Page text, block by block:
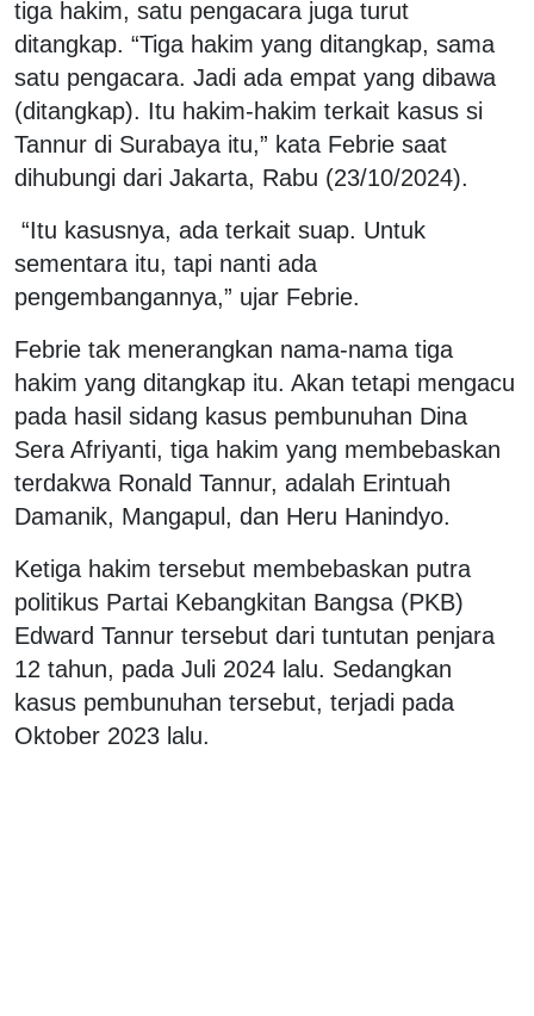
tiga hakim, satu pengacara juga turut
ditangkap. “Tiga hakim yang ditangkap, sama
satu pengacara. Jadi ada empat yang dibawa
(ditangkap). Itu hakim-hakim terkait kasus si
Tannur di Surabaya itu,” kata Febrie saat
dihubungi dari Jakarta, Rabu (23/10/2024).
“Itu kasusnya, ada terkait suap. Untuk
sementara itu, tapi nanti ada
pengembangannya,” ujar Febrie.
Febrie tak menerangkan nama-nama tiga
hakim yang ditangkap itu. Akan tetapi mengacu
pada hasil sidang kasus pembunuhan Dina
Sera Afriyanti, tiga hakim yang membebaskan
terdakwa Ronald Tannur, adalah Erintuah
Damanik, Mangapul, dan Heru Hanindyo.
Ketiga hakim tersebut membebaskan putra
politikus Partai Kebangkitan Bangsa (PKB)
Edward Tannur tersebut dari tuntutan penjara
12 tahun, pada Juli 2024 lalu. Sedangkan
kasus pembunuhan tersebut, terjadi pada
Oktober 2023 lalu.